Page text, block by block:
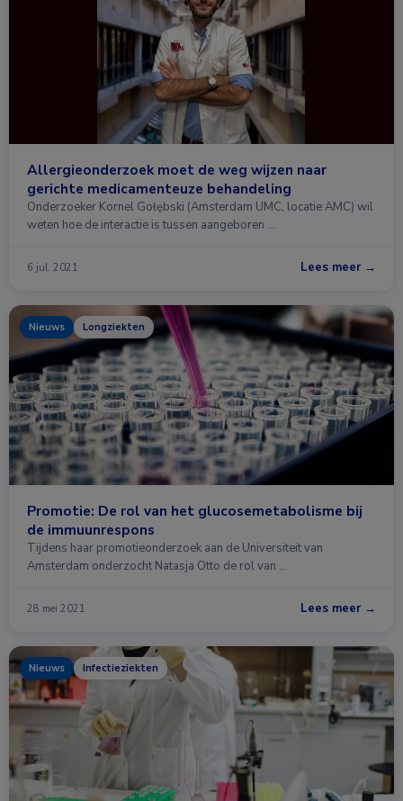
Allergieonderzoek moet de weg wijzen naar
gerichte medicamenteuze behandeling
Onderzoeker Kornel Gołębski (Amsterdam UMC, locatie AMC) wil
weten hoe de interactie is tussen aangeboren …
6 jul. 2021 Lees meer →
Nieuws Longziekten
Promotie: De rol van het glucosemetabolisme bij
de immuunrespons
Tijdens haar promotieonderzoek aan de Universiteit van
Amsterdam onderzocht Natasja Otto de rol van …
28 mei 2021 Lees meer →
Nieuws Infectieziekten